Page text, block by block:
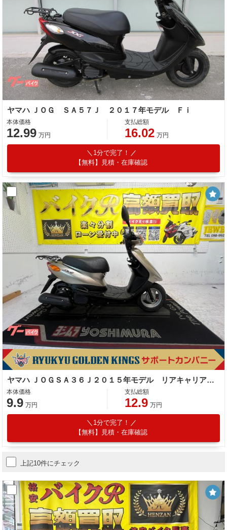
ヤマハ ＪＯＧ ＳＡ５７Ｊ ２０１７年モデル Ｆｉ
本体価格
12.99 万円
支払総額
16.02 万円
1分で完了！
【無料】見積・在庫確認
ヤマハ ＪＯＧＳＡ３６Ｊ２０１５年モデル リアキャリア センタースタンド
本体価格
9.9 万円
支払総額
12.9 万円
1分で完了！
【無料】見積・在庫確認
上記10件にチェック